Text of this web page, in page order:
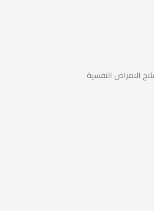
الامراض النفسية